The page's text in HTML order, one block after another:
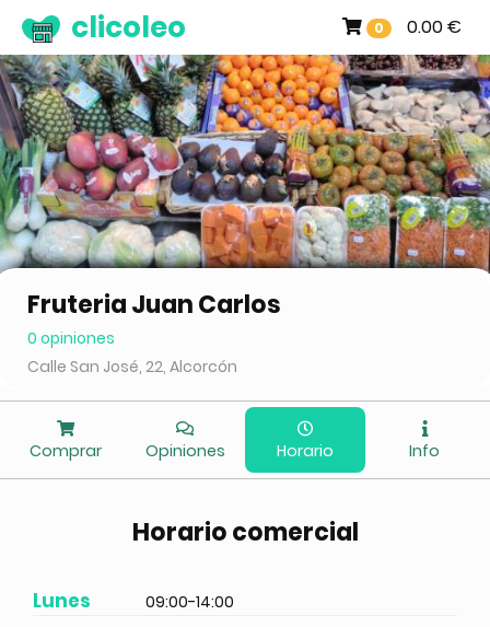
0 0.00 €
clicoleo
Fruteria Juan Carlos
0 opiniones
Calle San José, 22, Alcorcón
Comprar Opiniones Horario Info
Horario comercial
Lunes 09:00-14:00